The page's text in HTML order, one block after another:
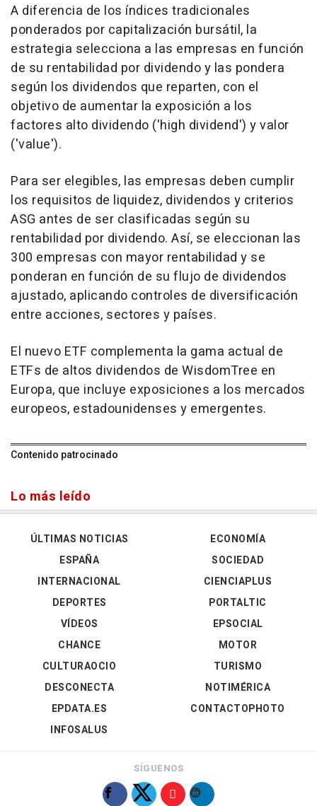
A diferencia de los índices tradicionales
ponderados por capitalización bursátil, la
estrategia selecciona a las empresas en función
de su rentabilidad por dividendo y las pondera
según los dividendos que reparten, con el
objetivo de aumentar la exposición a los
factores alto dividendo ('high dividend') y valor
('value').
Para ser elegibles, las empresas deben cumplir
los requisitos de liquidez, dividendos y criterios
ASG antes de ser clasificadas según su
rentabilidad por dividendo. Así, se eleccionan las
300 empresas con mayor rentabilidad y se
ponderan en función de su flujo de dividendos
ajustado, aplicando controles de diversificación
entre acciones, sectores y países.
El nuevo ETF complementa la gama actual de
ETFs de altos dividendos de WisdomTree en
Europa, que incluye exposiciones a los mercados
europeos, estadounidenses y emergentes.
Contenido patrocinado
Lo más leído
ÚLTIMAS NOTICIAS
ESPAÑA
INTERNACIONAL
DEPORTES
VÍDEOS
ECONOMÍA
SOCIEDAD
CIENCIAPLUS
PORTALTIC
EPSOCIAL
CHANCE
CULTURAOCIO
DESCONECTA
EPDATA.ES
INFOSALUS
MOTOR
TURISMO
NOTIMÉRICA
CONTACTOPHOTO
SÍGUENOS